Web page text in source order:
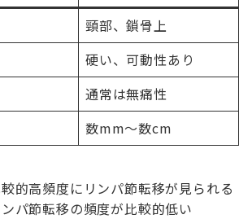
頸部、鎖骨上
硬い、可動性あり
通常は無痛性
数mm〜数cm
的高頻度にリンパ節転移が見られる
パ節転移の頻度が比較的低い